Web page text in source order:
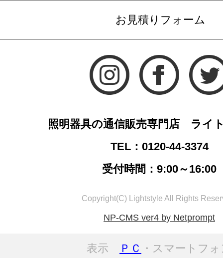
お見積りフォーム
照明器具の通信販売専門店 ライ
TEL：0120-44-3374
受付時間：9:00～16:00
Copyright(C) Lightstyle All Rights
NP-CMS ver4 by Netprompt
表示 ＰＣ ・スマートフ